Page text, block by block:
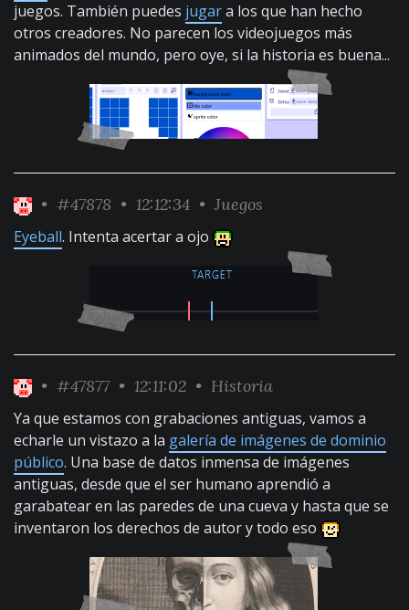
juegos. También puedes jugara los que han hecho
otros creadores. No parecen los videojuegos más
animados del mundo, pero oye, si la historia es buena...
• #47878 • 12:12:34 • Juegos
Eyeball. Intenta acertar a ojo
• #47877 • 12:11:02 • Historia
Ya que estamos con grabaciones antiguas, vamos a
echarle un vistazo a la galería de imágenes de dominio
público. Una base de datos inmensa de imágenes
antiguas, desde que el ser humano aprendió a
garabatear en las paredes de una cueva y hasta que se
inventaron los derechos de autor y todo eso